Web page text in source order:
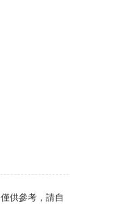
僅供參考 ， 請自